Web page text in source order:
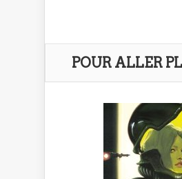
POUR ALLER